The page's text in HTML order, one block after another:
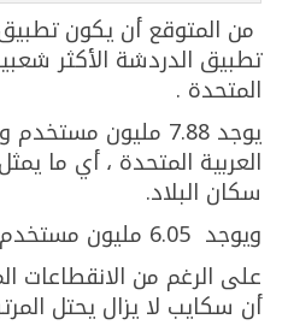
من المتوقع أن يكون
تطبيق الدردشة الأكثر
المتحدة .
يوجد 7.88 مليون
العربية المتحدة ، أي ما يمثل 82٪ من إجمالي
سكان البلاد.
ويوجد 6.05 مليون مستخدم لماسنجر .
على الرغم من الانقطاعات
أن سكايب لا يزال يحتل